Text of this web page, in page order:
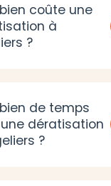
coûte une
à
?
de temps
dératisation
?